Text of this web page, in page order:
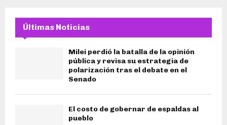
Últimas Noticias
Milei perdió la batalla de la opinión
pública y revisa su estrategia de
polarización tras el debate en el
Senado
El costo de gobernar de espaldas al
pueblo